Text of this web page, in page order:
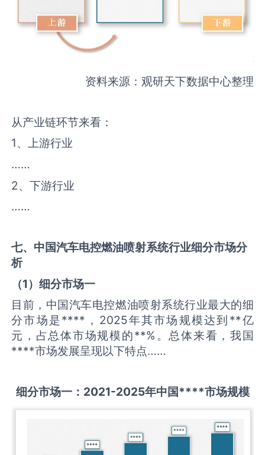
资料来源：观研天下数据中心整理
从产业链环节来看：
1、上游行业
……
2、下游行业
……
七、中国汽车电控燃油喷射系统行业细分市场分
析
（1）细分市场一
目前，中国汽车电控燃油喷射系统行业最大的细
分市场是****，2025年其市场规模达到**亿
元，占总体市场规模的**%。总体来看，我国
****市场发展呈现以下特点……
细分市场一： 2021-2025年中国****市场规模